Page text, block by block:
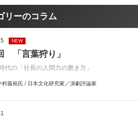
リーのコラム
NEW
「言葉狩り」
代の「社長の人間力の磨き方」
村義裕氏 / 日本文化研究家／演劇評論家